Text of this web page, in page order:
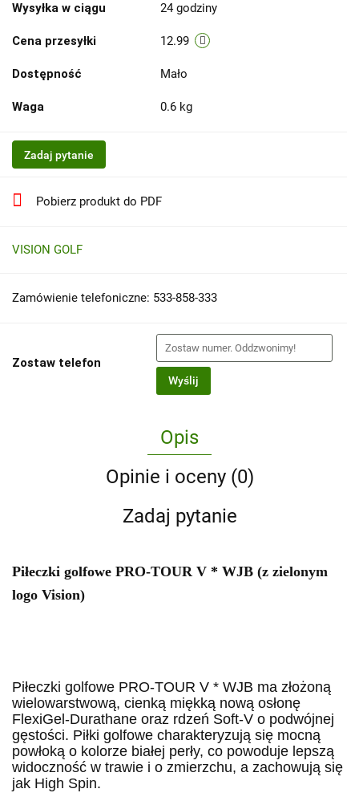
Wysyłka w ciągu 24 godziny
Cena przesyłki 12.99
Dostępność Mało
Waga 0.6 kg
Zadaj pytanie
Pobierz produkt do PDF
VISION GOLF
Zamówienie telefoniczne: 533-858-333
Zostaw telefon
Wyślij
Opis
Opinie i oceny (0)
Zadaj pytanie
Piłeczki golfowe PRO-TOUR V * WJB (z zielonym
logo Vision)
Piłeczki golfowe PRO-TOUR V * WJB ma złożoną
wielowarstwową, cienką miękką nową osłonę
FlexiGel-Durathane oraz rdzeń Soft-V o podwójnej
gęstości. Piłki golfowe charakteryzują się mocną
powłoką o kolorze białej perły, co powoduje lepszą
widoczność w trawie i o zmierzchu, a zachowują się
jak High Spin.